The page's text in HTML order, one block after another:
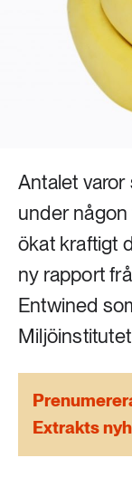
Mat &
Transport
Vatten
252 ARTIKLAR
Landsbygd
612 ARTIKLAR
Mat &
262 ARTIKLAR
Skog
360 ARTIKLAR
Transport
Antalet
under
ökat kraftigt
ny rapport
Entwined
Extrakts